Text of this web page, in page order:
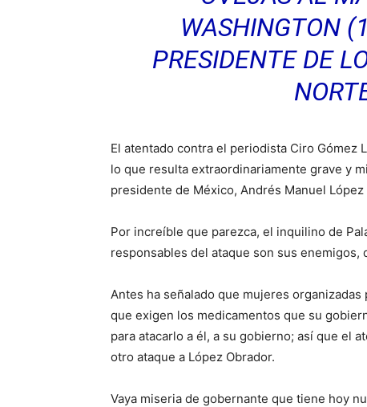
WASHINGTON
PRESIDENTE DE
El atentado contra el periodista Ciro Gómez
lo que resulta extraordinariamente grave y
presidente de México, Andrés Manuel
Por increíble que parezca, el inquilino de
responsables del ataque son sus
Antes ha señalado que mujeres
que exigen los medicamentos que su
para atacarlo a él, a su gobierno; así que el
otro ataque a López Obrador.
Vaya miseria de gobernante que tiene hoy